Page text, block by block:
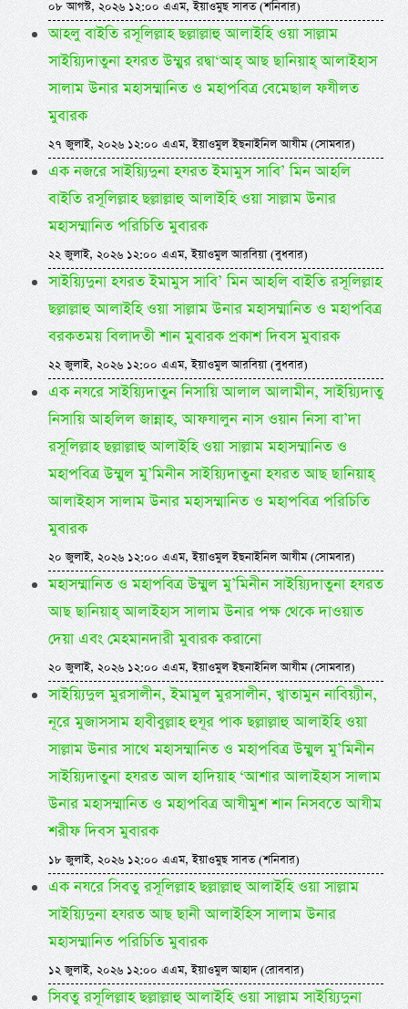
০৮ আগস্ট, ২০২৬ ১২:০০ এএম, ইয়াওমুছ সাবত (শনিবার)
আহলু বাইতি রসূলিল্লাহ ছল্লাল্লাহু আলাইহি ওয়া সাল্লাম
সাইয়্যিদাতুনা হযরত উম্মুর রদ্বা‘আহ্ আছ ছানিয়াহ্ আলাইহাস
সালাম উনার মহাসম্মানিত ও মহাপবিত্র বেমেছাল ফযীলত
মুবারক
২৭ জুলাই, ২০২৬ ১২:০০ এএম, ইয়াওমুল ইছনাইনিল আযীম (সোমবার)
এক নজরে সাইয়্যিদুনা হযরত ইমামুস সাবি’ মিন আহলি
বাইতি রসূলিল্লাহ ছল্লাল্লাহু আলাইহি ওয়া সাল্লাম উনার
মহাসম্মানিত পরিচিতি মুবারক
২২ জুলাই, ২০২৬ ১২:০০ এএম, ইয়াওমুল আরবিয়া (বুধবার)
সাইয়্যিদুনা হযরত ইমামুস সাবি’ মিন আহলি বাইতি রসূলিল্লাহ
ছল্লাল্লাহু আলাইহি ওয়া সাল্লাম উনার মহাসম্মানিত ও মহাপবিত্র
বরকতময় বিলাদতী শান মুবারক প্রকাশ দিবস মুবারক
২২ জুলাই, ২০২৬ ১২:০০ এএম, ইয়াওমুল আরবিয়া (বুধবার)
এক নযরে সাইয়্যিদাতুন নিসায়ি আলাল আলামীন, সাইয়্যিদাতু
নিসায়ি আহলিল জান্নাহ, আফযালুন নাস ওয়ান নিসা বা’দা
রসূলিল্লাহ ছল্লাল্লাহু আলাইহি ওয়া সাল্লাম মহাসম্মানিত ও
মহাপবিত্র উম্মুল মু’মিনীন সাইয়্যিদাতুনা হযরত আছ ছানিয়াহ্
আলাইহাস সালাম উনার মহাসম্মানিত ও মহাপবিত্র পরিচিতি
মুবারক
২০ জুলাই, ২০২৬ ১২:০০ এএম, ইয়াওমুল ইছনাইনিল আযীম (সোমবার)
মহাসম্মানিত ও মহাপবিত্র উম্মুল মু’মিনীন সাইয়্যিদাতুনা হযরত
আছ ছানিয়াহ্ আলাইহাস সালাম উনার পক্ষ থেকে দাওয়াত
দেয়া এবং মেহমানদারী মুবারক করানো
২০ জুলাই, ২০২৬ ১২:০০ এএম, ইয়াওমুল ইছনাইনিল আযীম (সোমবার)
সাইয়্যিদুল মুরসালীন, ইমামুল মুরসালীন, খ্বাতামুন নাবিয়্যীন,
নূরে মুজাসসাম হাবীবুল্লাহ হুযূর পাক ছল্লাল্লাহু আলাইহি ওয়া
সাল্লাম উনার সাথে মহাসম্মানিত ও মহাপবিত্র উম্মুল মু’মিনীন
সাইয়্যিদাতুনা হযরত আল হাদিয়াহ ‘আশার আলাইহাস সালাম
উনার মহাসম্মানিত ও মহাপবিত্র আযীমুশ শান নিসবতে আযীম
শরীফ দিবস মুবারক
১৮ জুলাই, ২০২৬ ১২:০০ এএম, ইয়াওমুছ সাবত (শনিবার)
এক নযরে সিবতু রসূলিল্লাহ ছল্লাল্লাহু আলাইহি ওয়া সাল্লাম
সাইয়্যিদুনা হযরত আছ ছানী আলাইহিস সালাম উনার
মহাসম্মানিত পরিচিতি মুবারক
১২ জুলাই, ২০২৬ ১২:০০ এএম, ইয়াওমুল আহাদ (রোববার)
সিবতু রসূলিল্লাহ ছল্লাল্লাহু আলাইহি ওয়া সাল্লাম সাইয়্যিদুনা